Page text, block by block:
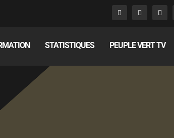
STATISTIQUES PEUPLE VERT TV